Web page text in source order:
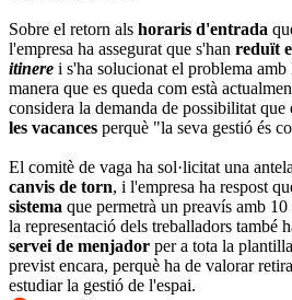
Sobre el retorn als horaris d'entrada
l'empresa ha assegurat que s'han reduït
itinere i s'ha solucionat el problema amb
manera que es queda com està
considera la demanda de possibilitat que
les vacances perquè "la seva gestió és
El comitè de vaga ha sol·licitat una
canvis de torn, i l'empresa ha respost
sistema que permetrà un preavís amb
la representació dels treballadors també
servei de menjador per a tota la
previst encara, perquè ha de valorar
estudiar la gestió de l'espai.